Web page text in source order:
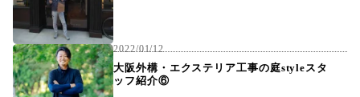
2022/01/12
大阪外構・エクステリア工事の庭styleスタ
ッフ紹介⑥